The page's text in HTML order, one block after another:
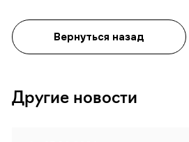
Вернуться назад
Другие новости